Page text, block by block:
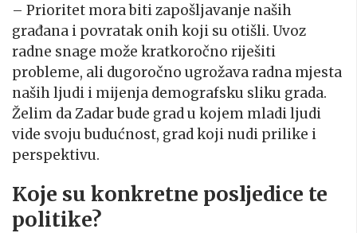
– Prioritet mora biti zapošljavanje naših
građana i povratak onih koji su otišli. Uvoz
radne snage može kratkoročno riješiti
probleme, ali dugoročno ugrožava radna mjesta
naših ljudi i mijenja demografsku sliku grada.
Želim da Zadar bude grad u kojem mladi ljudi
vide svoju budućnost, grad koji nudi prilike i
perspektivu.
Koje su konkretne posljedice te
politike?